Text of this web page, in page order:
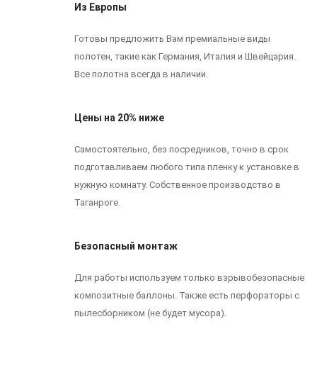
Из Европы
Готовы предложить Вам премиальные виды
полотен, такие как Германия, Италия и Швейцария.
Все полотна всегда в наличии.
Цены на 20% ниже
Самостоятельно, без посредников, точно в срок
подготавливаем любого типа пленку к установке в
нужную комнату. Собственное производство в
Таганроге.
Безопасный монтаж
Для работы используем только взрывобезопасные
композитные баллоны. Также есть перфораторы с
пылесборником (не будет мусора).